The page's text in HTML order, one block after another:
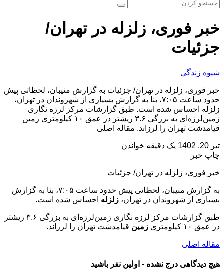
خبر فوری، زلزله در تهران/
جزئیات
شیوه زندگی
خبر فوری، زلزله در تهران/ جزئیات به گزارش منیبان، لحظاتی پیش
حدود ساعت ۷:۰۵، بنا به گزارش بسیاری از شهروندان در تهران،
زلزله احساس شده است. طبق گزارشات مرکز لرزه نگاری
زمین‌لرزه‌ای به بزرگی ۳.۶ ریشتر در عمق ۱۰ کیلومتری زمین
قیامدشت تهران را لرزاند. مقاله اصلی
تیر 20, 1402
یک دقیقه خواندن
چاپ خبر
خبر فوری، زلزله در تهران/ جزئیات
به گزارش منیبان، لحظاتی پیش حدود ساعت ۷:۰۵، بنا به گزارش
بسیاری از شهروندان در تهران، زلزله احساس شده است.
طبق گزارشات مرکز لرزه نگاری زمین‌لرزه‌ای به بزرگی ۳.۶ ریشتر
در عمق ۱۰ کیلومتری
زمین قیامدشت تهران را لرزاند.
مقاله اصلی
هیچ دیدگاهی درج نشده - اولین نفر باشید